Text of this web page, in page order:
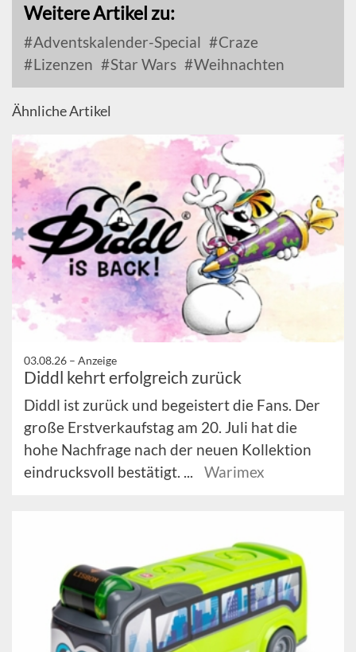
Weitere Artikel zu:
Adventskalender-Special
Craze
Lizenzen
Star Wars Weihnachten
Ähnliche Artikel
03.08.26 – Anzeige
Diddl kehrt erfolgreich zurück
Diddl ist zurück und begeistert die Fans. Der
große Erstverkaufstag am 20. Juli hat die
hohe Nachfrage nach der neuen Kollektion
eindrucksvoll bestätigt. ...
Warimex